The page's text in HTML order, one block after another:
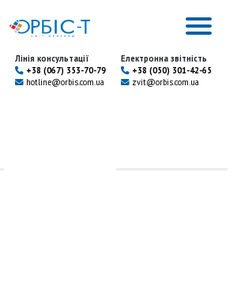
Лінія консультації
+38 (067) 353-70-79
hotline@orbis.com.ua
Електронна звітність
+38 (050) 301-42-65
zvit@orbis.com.ua